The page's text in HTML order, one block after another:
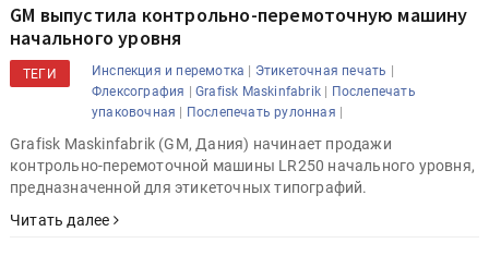
GM выпустила контрольно-перемоточную машину
начального уровня
ТЕГИ Инспекция и перемотка | Этикеточная печать |
Флексография |Grafisk Maskinfabrik | Послепечать
упаковочная | Послепечать рулонная |
Grafisk Maskinfabrik (GM, Дания) начинает продажи
контрольно-перемоточной машины LR250 начального уровня,
предназначенной для этикеточных типографий.
Читать далее